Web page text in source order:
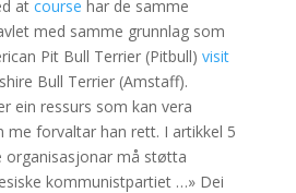
at course har de samme
med samme grunnlag som
Pit Bull Terrier (Pitbull) visit
Bull Terrier (Amstaff).
ein ressurs som kan vera
me forvaltar han rett. I artikkel 5
organisasjonar må støtta
kommunistpartiet …» Dei